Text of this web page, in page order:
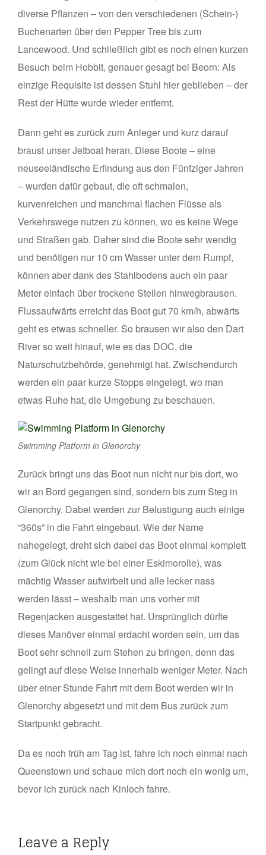
diverse Pflanzen – von den verschiedenen (Schein-)
Buchenarten über den Pepper Tree bis zum
Lancewood. Und schließlich gibt es noch einen kurzen
Besuch beim Hobbit, genauer gesagt bei Beorn: Als
einzige Requisite ist dessen Stuhl hier geblieben – der
Rest der Hütte wurde wieder entfernt.
Dann geht es zurück zum Anleger und kurz darauf
braust unser Jetboat heran. Diese Boote – eine
neuseeländische Erfindung aus den Fünfziger Jahren
– wurden dafür gebaut, die oft schmalen,
kurvenreichen und manchmal flachen Flüsse als
Verkehrswege nutzen zu können, wo es keine Wege
und Straßen gab. Daher sind die Boote sehr wendig
und benötigen nur 10 cm Wasser unter dem Rumpf,
können aber dank des Stahlbodens auch ein paar
Meter einfach über trockene Stellen hinwegbrausen.
Flussaufwärts erreicht das Boot gut 70 km/h, abwärts
geht es etwas schneller. So brausen wir also den Dart
River so weit hinauf, wie es das DOC, die
Naturschutzbehörde, genehmigt hat. Zwischendurch
werden ein paar kurze Stopps eingelegt, wo man
etwas Ruhe hat, die Umgebung zu beschauen.
Swimming Platform in Glenorchy
Zurück bringt uns das Boot nun nicht nur bis dort, wo
wir an Bord gegangen sind, sondern bis zum Steg in
Glenorchy. Dabei werden zur Belustigung auch einige
“360s” in die Fahrt eingebaut. Wie der Name
nahegelegt, dreht sich dabei das Boot einmal komplett
(zum Glück nicht wie bei einer Eskimorolle), was
mächtig Wasser aufwirbelt und alle lecker nass
werden lässt – weshalb man uns vorher mit
Regenjacken ausgestattet hat. Ursprünglich dürfte
dieses Manöver einmal erdacht worden sein, um das
Boot sehr schnell zum Stehen zu bringen, denn das
gelingt auf diese Weise innerhalb weniger Meter. Nach
über einer Stunde Fahrt mit dem Boot werden wir in
Glenorchy abgesetzt und mit dem Bus zurück zum
Startpunkt gebracht.
Da es noch früh am Tag ist, fahre ich noch einmal nach
Queenstown und schaue mich dort noch ein wenig um,
bevor ich zurück nach Kinloch fahre.
Leave a Reply